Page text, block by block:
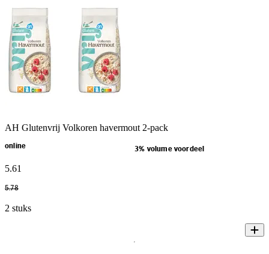
AH Glutenvrij Volkoren havermout 2-pack
online 3% volume voordeel
5.61
5.78
2 stuks